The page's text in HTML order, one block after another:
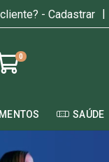
- Cadastrar |
0
SAÚDE